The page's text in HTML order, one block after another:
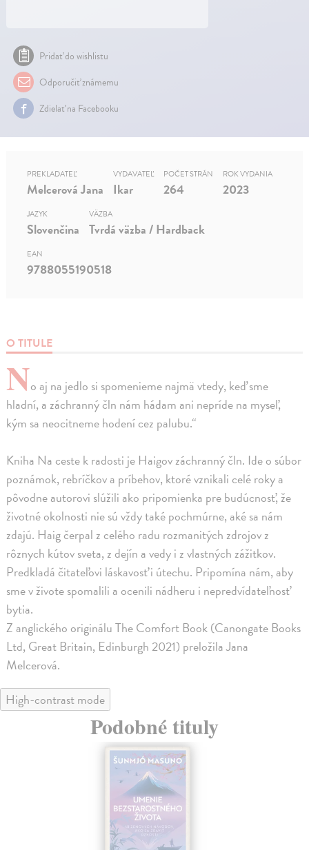
Pridať do wishlistu
Odporučiť známemu
Zdielať na Facebooku
O TITULE
No aj na jedlo si spomenieme najmä vtedy, keď sme
hladní, a záchranný čln nám hádam ani nepríde na myseľ,
kým sa neocitneme hodení cez palubu.“
Kniha Na ceste k radosti je Haigov záchranný čln. Ide o súbor
poznámok, rebríčkov a príbehov, ktoré vznikali celé roky a
pôvodne autorovi slúžili ako pripomienka pre budúcnosť, že
životné okolnosti nie sú vždy také pochmúrne, aké sa nám
zdajú. Haig čerpal z celého radu rozmanitých zdrojov z
rôznych kútov sveta, z dejín a vedy i z vlastných zážitkov.
Predkladá čitateľovi láskavosť i útechu. Pripomína nám, aby
sme v živote spomalili a ocenili nádheru i nepredvídateľnosť
bytia.
Z anglického originálu The Comfort Book (Canongate Books
Ltd, Great Britain, Edinburgh 2021) preložila Jana
Melcerová.
PREKLADATEĽ
Melcerová Jana
VYDAVATEĽ
Ikar
POČET STRÁN
264
ROK VYDANIA
2023
JAZYK
Slovenčina
VÄZBA
Tvrdá väzba / Hardback
EAN
9788055190518
High-contrast mode
Podobné tituly